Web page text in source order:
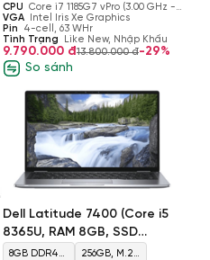
3733 MHz
SSD
60Hz, 400 nits, Anti-glare, Non-touch
CPU Core i7 1185G7 vPro (3.00 GHz -
4.80 GHz, 4 Cores, 8 Threads, 12 MB
Cache)
VGA
Intel Iris Xe Graphics
Pin
4-cell, 63 WHr
Tình Trạng
Like New, Nhập Khẩu
9.790.000 đ13.800.000 đ-29%
So sánh
Dell Latitude 7400 (Core i5
8365U, RAM 8GB, SSD
256GB, Intel UHD Graphics
8GB DDR4
256GB, M.2,